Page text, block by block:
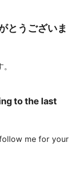
とうございま
to the last
me for your